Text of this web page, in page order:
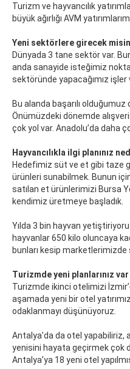
Turizm ve hayvancılık
büyük ağırlığı AVM
Yeni sektörlere girecek
Dünyada 3 tane sektör var.
anda sanayide isteğimiz
sektöründe yapacağımız işler
Bu alanda başarılı
Önümüzdeki dönemde
çok yol var. Anadolu’da daha
Hayvancılıkla ilgi planınız
Hedefimiz süt ve et gibi taze
ürünleri sunabilmek. Bunun
satılan et ürünlerimizi Bursa
kendimiz üretmeye başladık.
Yılda 3 bin hayvan
hayvanlar 650 kilo oluncaya
bunları kesip marketlerimizde
Turizmde yeni planlarınız var
Turizmde ikinci otelimizi
aşamada yeni bir otel
odaklanmayı düşünüyoruz.
Antalya’da da otel yapabiliriz,
yenisini hayata geçirmek çok
Antalya’ya 18 yeni otel